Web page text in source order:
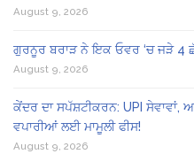
August 9, 2026
ਗੁਰਨੂਰ ਬਰਾੜ ਨੇ ਇਕ ਓਵਰ ‘ਚ ਜੜੇ 4
August 9, 2026
ਕੇਂਦਰ ਦਾ ਸਪੱਸ਼ਟੀਕਰਨ: UPI ਸੇਵਾਵਾਂ,
ਵਪਾਰੀਆਂ ਲਈ ਮਾਮੂਲੀ ਫੀਸ!
August 9, 2026